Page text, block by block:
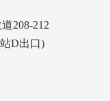
208-212
D出口)